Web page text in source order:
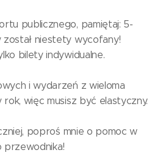
publicznego, pamiętaj: 5-
niestety wycofany!
bilety indywidualne.
i wydarzeń z wieloma
rok, więc musisz być elastyczny.
poproś mnie o pomoc w